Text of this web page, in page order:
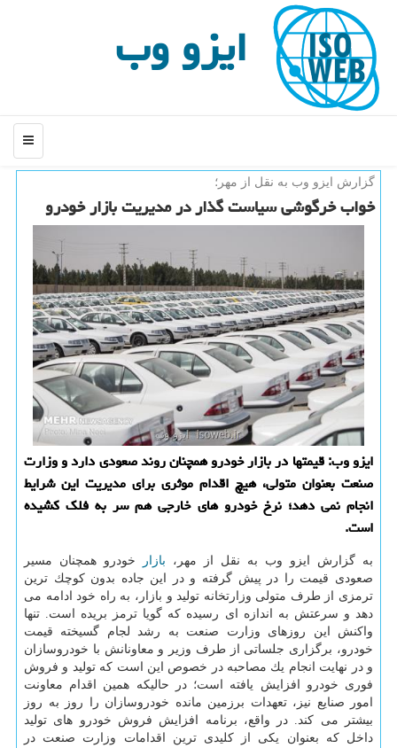
ایزو وب
منو
گزارش ایزو وب به نقل از مهر؛
خواب خرگوشی سیاست گذار در مدیریت بازار خودرو
ایزو وب: قیمتها در بازار خودرو همچنان روند صعودی دارد و وزارت
صنعت بعنوان متولی، هیچ اقدام موثری برای مدیریت این شرایط
انجام نمی دهد؛ نرخ خودرو های خارجی هم سر به فلك كشیده
است.
به گزارش ایزو وب به نقل از مهر، بازار
خودرو همچنان مسیر
صعودی قیمت را در پیش گرفته و در این جاده بدون كوچك ترین
ترمزی از طرف متولی وزارتخانه تولید و بازار، به راه خود ادامه می
دهد و سرعتش به اندازه ای رسیده كه گویا ترمز بریده است. تنها
واكنش این روزهای وزارت صنعت به رشد لجام گسیخته قیمت
خودرو، برگزاری جلساتی از طرف وزیر و معاونانش با خودروسازان
و در نهایت انجام یك مصاحبه در خصوص این است كه تولید و فروش
فوری خودرو افزایش یافته است؛ در حالیكه همین اقدام معاونت
امور صنایع نیز، تعهدات برزمین مانده خودروسازان را روز به روز
بیشتر می كند. در واقع، برنامه افزایش فروش خودرو های تولید
داخل كه بعنوان یكی از كلیدی ترین اقدامات وزارت صنعت در